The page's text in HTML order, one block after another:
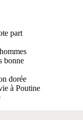
part
bonne
dorée
à Poutine